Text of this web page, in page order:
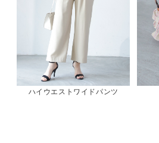
ハイウエストワイドパンツ